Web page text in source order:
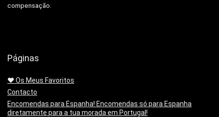
compensação.
Páginas
❤️ Os Meus Favoritos
Contacto
Encomendas para Espanha! Encomendas só para Espanha
diretamente para a tua morada em Portugal!